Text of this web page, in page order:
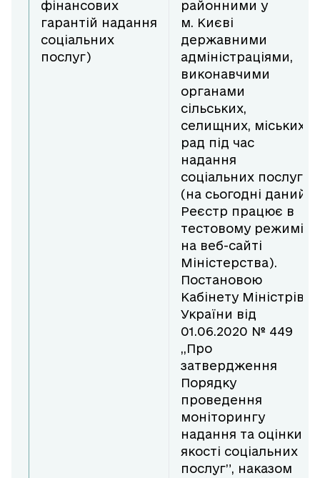
фінансових
гарантій надання
соціальних
послуг)
районними у
м. Києві
державними
адміністраціями,
виконавчими
органами
сільських,
селищних, міських
рад під час
надання
соціальних послуг
(на сьогодні даний
Реєстр працює в
тестовому режимі
на веб-сайті
Міністерства).
Постановою
Кабінету Міністрів
України від
01.06.2020 № 449
,,Про
затвердження
Порядку
проведення
моніторингу
надання та оцінки
якості соціальних
послуг”, наказом